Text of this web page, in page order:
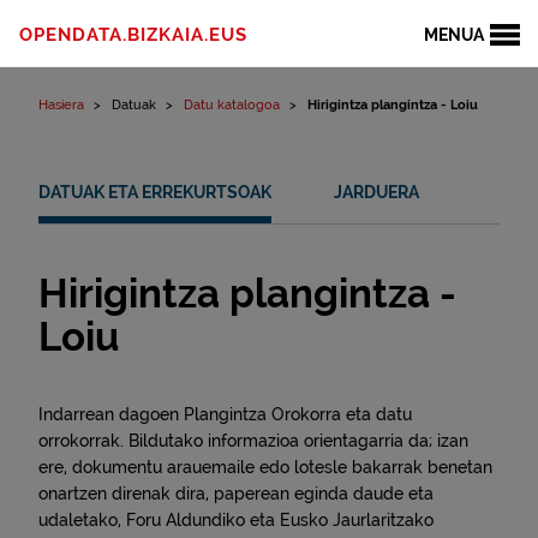
MENUA
OPENDATA.BIZKAIA.EUS
Hasiera Datuak Datu katalogoa Hirigintza plangintza - Loiu
DATUAK ETA ERREKURTSOAK JARDUERA
Hirigintza plangintza -
Loiu
Indarrean dagoen Plangintza Orokorra eta datu
orrokorrak. Bildutako informazioa orientagarria da; izan
ere, dokumentu arauemaile edo lotesle bakarrak benetan
onartzen direnak dira, paperean eginda daude eta
udaletako, Foru Aldundiko eta Eusko Jaurlaritzako